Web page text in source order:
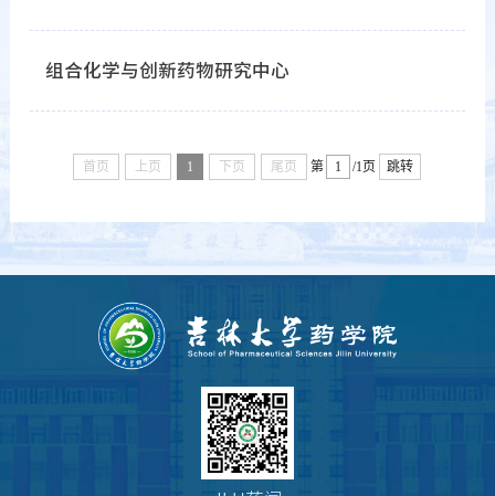
组合化学与创新药物研究中心
首页 上页 1 下页 尾页 第 /1页 跳转